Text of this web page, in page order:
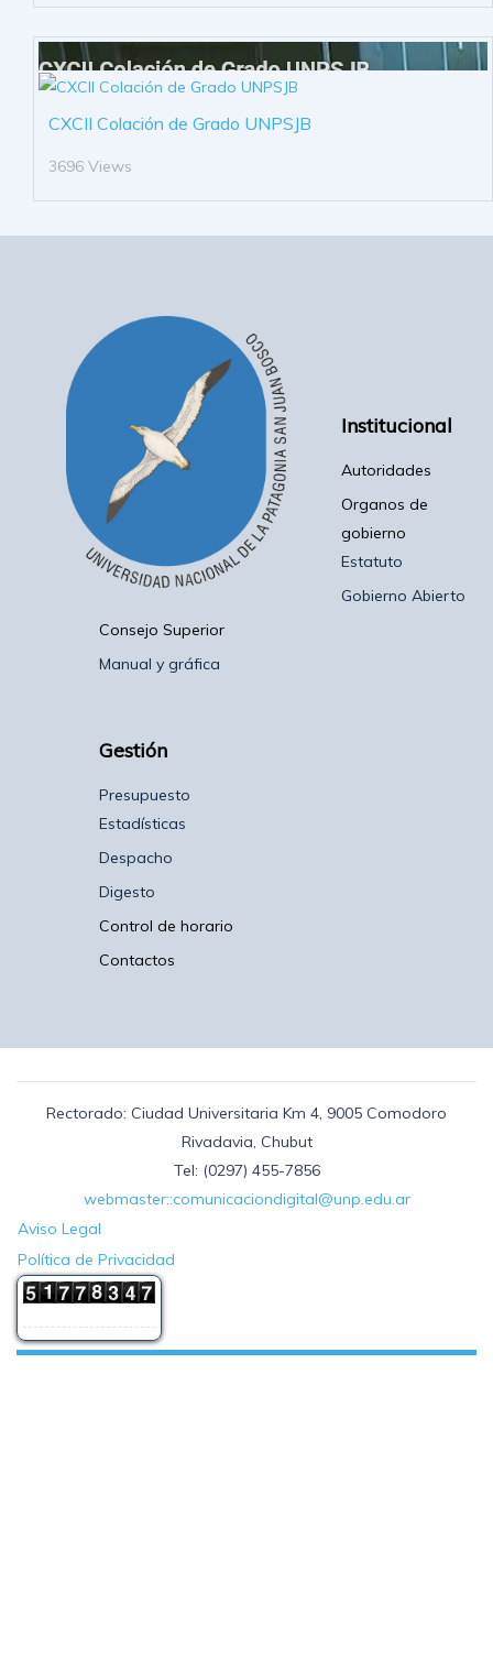
CXCII Colación de Grado UNPSJB
3696 Views
Institucional
Autoridades
Organos de
gobierno
Estatuto
Gobierno Abierto
Consejo Superior
Manual y gráfica
Gestión
Presupuesto
Estadísticas
Despacho
Digesto
Control de horario
Contactos
Rectorado: Ciudad Universitaria Km 4, 9005 Comodoro
Rivadavia, Chubut
Tel: (0297) 455-7856
webmaster::comunicaciondigital@unp.edu.ar
Aviso Legal
Política de Privacidad